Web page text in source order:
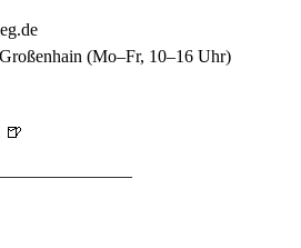
(Mo–Fr, 10–16 Uhr)
🍺